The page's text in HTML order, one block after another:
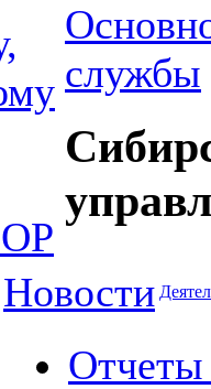
службы
Новости
Отчеты